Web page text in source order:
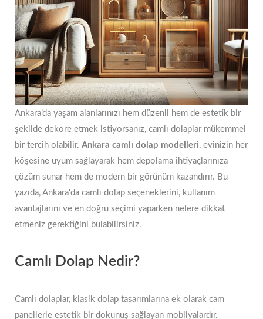
Ankara’da yaşam alanlarınızı hem düzenli hem de estetik bir
şekilde dekore etmek istiyorsanız, camlı dolaplar mükemmel
bir tercih olabilir. Ankara camlı dolap modelleri, evinizin her
köşesine uyum sağlayarak hem depolama ihtiyaçlarınıza
çözüm sunar hem de modern bir görünüm kazandırır. Bu
yazıda, Ankara'da camlı dolap seçeneklerini, kullanım
avantajlarını ve en doğru seçimi yaparken nelere dikkat
etmeniz gerektiğini bulabilirsiniz.
Camlı Dolap Nedir?
Camlı dolaplar, klasik dolap tasarımlarına ek olarak cam
panellerle estetik bir dokunuş sağlayan mobilyalardır.